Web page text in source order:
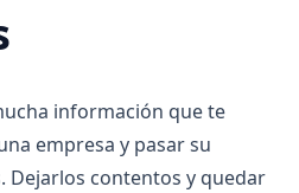
información que te
empresa y pasar su
Dejarlos contentos y quedar